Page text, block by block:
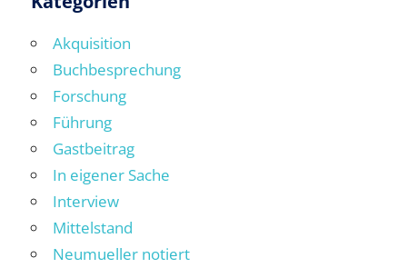
Akquisition
Buchbesprechung
Forschung
Führung
Gastbeitrag
In eigener Sache
Interview
Mittelstand
Neumueller notiert